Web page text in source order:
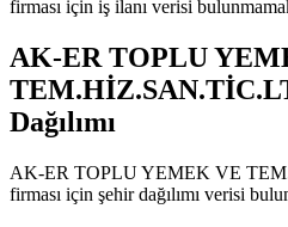
firması için iş ilanı verisi
AK-ER TOPLU
Dağılımı
AK-ER TOPLU YEMEK VE
firması için şehir dağılımı verisi